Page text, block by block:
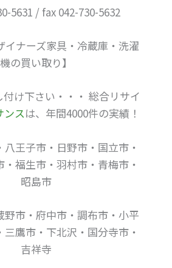
5631 / fax 042-730-5632
イナーズ家具・冷蔵庫・洗濯
機の買い取り】
け下さい・・・ 総合リサイ
ンスは、年間4000件の実績！
王子市・日野市・国立市・
福生市・羽村市・青梅市・
昭島市
野市・府中市・調布市・小平
鷹市・下北沢・国分寺市・
吉祥寺